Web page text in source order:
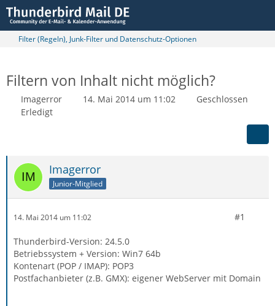
Filter (Regeln), Junk-Filter und Datenschutz-Optionen
Filtern von Inhalt nicht möglich?
Imagerror 14. Mai 2014 um 11:02
Geschlossen
Erledigt
Imagerror
Junior-Mitglied
14. Mai 2014 um 11:02 #1
Thunderbird-Version: 24.5.0
Betriebssystem + Version: Win7 64b
Kontenart (POP / IMAP): POP3
Postfachanbieter (z.B. GMX): eigener WebServer mit Domain